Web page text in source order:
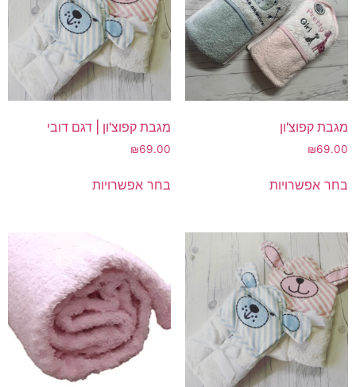
את
האפשרויות
בעמוד
המוצר
את
האפשרויות
בעמוד
המוצר
מגבת קפוצ'ון
₪69.00
בחר אפשרויותזה
סוגים.
ניתן
לבחור
את
האפשרויות
בעמוד
המוצר
מגבת קפוצ'ון | דגם דובי
₪69.00
בחר אפשרויותזה
ניתן
לבחור
את
האפשרויות
בעמוד
המוצר